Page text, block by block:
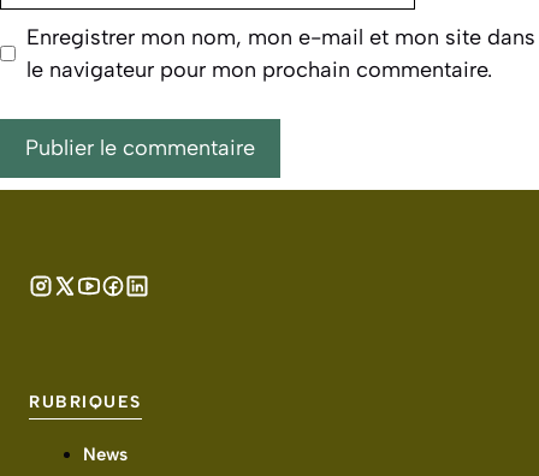
Enregistrer mon nom, mon e-mail et mon site dans
le navigateur pour mon prochain commentaire.
RUBRIQUES
News